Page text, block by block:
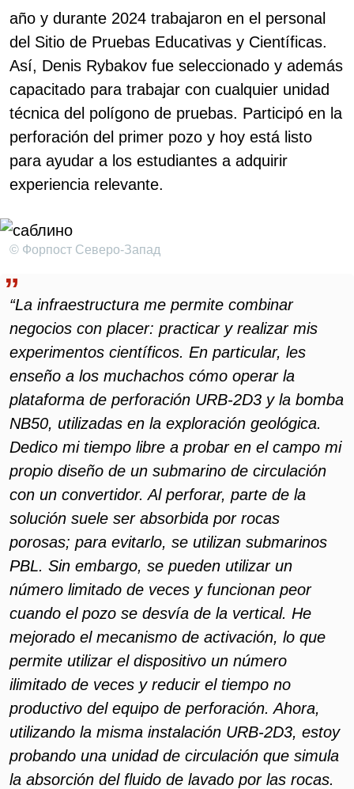
año y durante 2024 trabajaron en el personal
del Sitio de Pruebas Educativas y Científicas.
Así, Denis Rybakov fue seleccionado y además
capacitado para trabajar con cualquier unidad
técnica del polígono de pruebas. Participó en la
perforación del primer pozo y hoy está listo
para ayudar a los estudiantes a adquirir
experiencia relevante.
© Форпост Северо-Запад
“La infraestructura me permite combinar
negocios con placer: practicar y realizar mis
experimentos científicos. En particular, les
enseño a los muchachos cómo operar la
plataforma de perforación URB-2D3 y la bomba
NB50, utilizadas en la exploración geológica.
Dedico mi tiempo libre a probar en el campo mi
propio diseño de un submarino de circulación
con un convertidor. Al perforar, parte de la
solución suele ser absorbida por rocas
porosas; para evitarlo, se utilizan submarinos
PBL. Sin embargo, se pueden utilizar un
número limitado de veces y funcionan peor
cuando el pozo se desvía de la vertical. He
mejorado el mecanismo de activación, lo que
permite utilizar el dispositivo un número
ilimitado de veces y reducir el tiempo no
productivo del equipo de perforación. Ahora,
utilizando la misma instalación URB-2D3, estoy
probando una unidad de circulación que simula
la absorción del fluido de lavado por las rocas.